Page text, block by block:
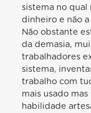
sistema no qual
dinheiro e não a
Não obstante
da demasia,
trabalhadores
sistema,
trabalho com
mais usado mas
habilidade